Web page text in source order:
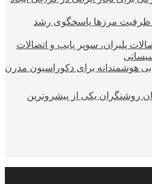
ظرفیت مرزها پاسخگوی رشد
پلیران، سوپر پایپ و اتصالات
هوشمندانه برای دکوراسیون مدرن
روشنگران یکی از پیشروترین